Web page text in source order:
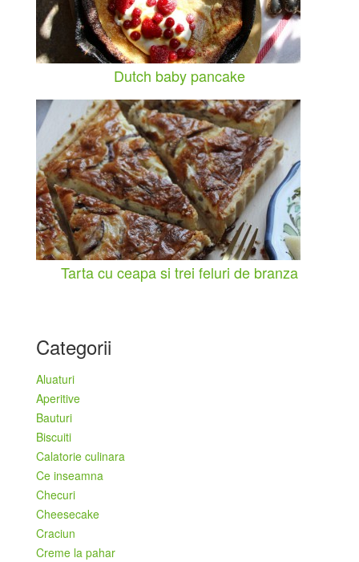
Dutch baby pancake
Tarta cu ceapa si trei feluri de branza
Categorii
Aluaturi
Aperitive
Bauturi
Biscuiti
Calatorie culinara
Ce inseamna
Checuri
Cheesecake
Craciun
Creme la pahar